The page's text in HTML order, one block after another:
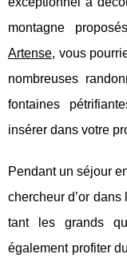
montagne
Artense, vous
nombreuses
fontaines
insérer dans votre
Pendant un séjour
chercheur d’or
tant les grands
également profiter